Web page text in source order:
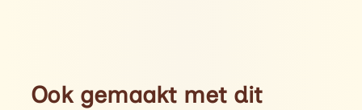
Ook gemaakt met dit